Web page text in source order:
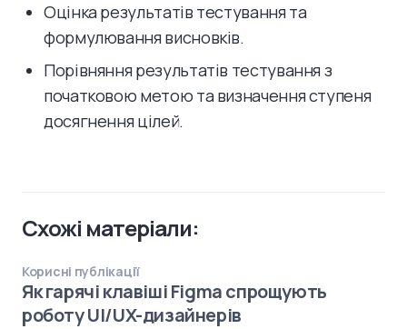
Оцінка результатів тестування та
формулювання висновків.
Порівняння результатів тестування з
початковою метою та визначення ступеня
досягнення цілей.
Схожі матеріали:
Корисні публікації
Як гарячі клавіші Figma спрощують
роботу UI/UX-дизайнерів